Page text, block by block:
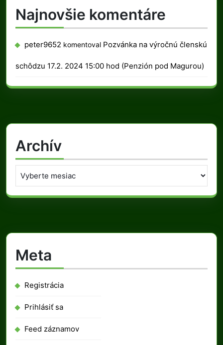
Najnovšie komentáre
peter9652 komentoval Pozvánka na výročnú členskú
schôdzu 17.2. 2024 15:00 hod (Penzión pod Magurou)
Archív
Meta
Registrácia
Prihlásiť sa
Feed záznamov